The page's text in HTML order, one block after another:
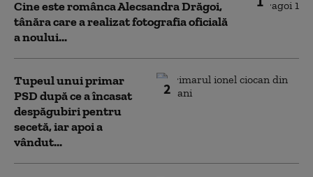
Cine este românca Alecsandra Drăgoi,
tânăra care a realizat fotografia oficială
a noului...
2
Tupeul unui primar
PSD după ce a încasat
despăgubiri pentru
secetă, iar apoi a
vândut...